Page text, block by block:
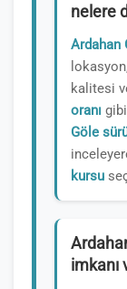
nelere
Ardahan
kalitesi
oranı
Göle
kursu
imkanı